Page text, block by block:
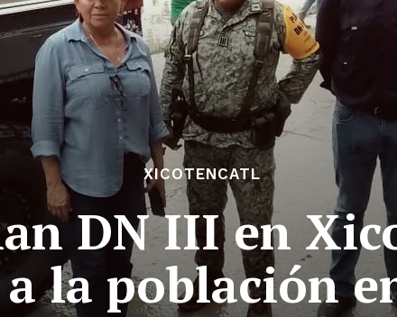
XICOTENCATL
DN III en
la población